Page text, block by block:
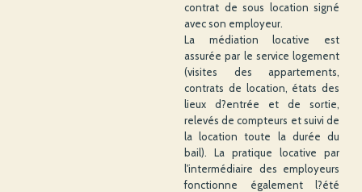
contrat de sous location signé
avec son employeur.
La médiation locative est
assurée par le service logement
(visites des appartements,
contrats de location, états des
lieux d?entrée et de sortie,
relevés de compteurs et suivi de
la location toute la durée du
bail). La pratique locative par
l'intermédiaire des employeurs
fonctionne également l?été